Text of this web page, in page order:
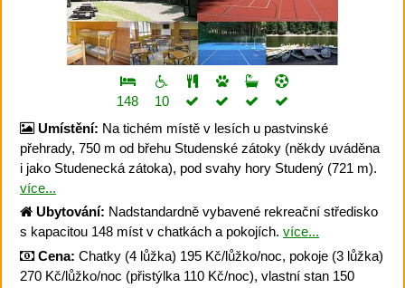
148
10
Umístění: Na tichém místě v lesích u pastvinské
přehrady, 750 m od břehu Studenské zátoky (někdy uváděna
i jako Studenecká zátoka), pod svahy hory Studený (721 m).
více...
Ubytování: Nadstandardně vybavené rekreační středisko
s kapacitou 148 míst v chatkách a pokojích. více...
Cena: Chatky (4 lůžka) 195 Kč/lůžko/noc, pokoje (3 lůžka)
270 Kč/lůžko/noc (přistýlka 110 Kč/noc), vlastní stan 150